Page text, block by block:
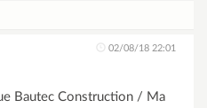
02/08/18 22:01
Bautec Construction / Ma